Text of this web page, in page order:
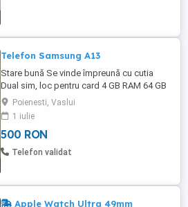
Telefon Samsung A13
Stare bună Se vinde împreună cu cutia
Dual sim, loc pentru card 4 GB RAM 64 GB
Poienesti, Vaslui
1 iulie
500 RON
Telefon validat
Apple Watch Ultra 49mm